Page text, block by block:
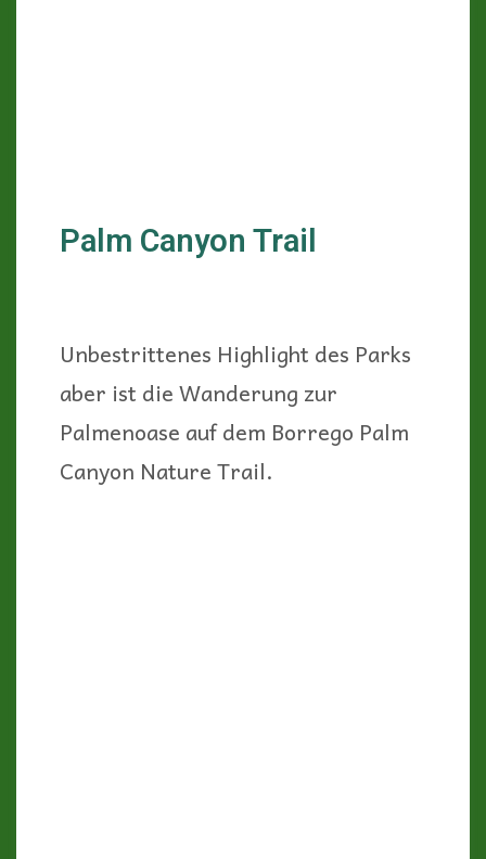
Palm Canyon Trail
Unbestrittenes Highlight des Parks
aber ist die Wanderung zur
Palmenoase auf dem Borrego Palm
Canyon Nature Trail.